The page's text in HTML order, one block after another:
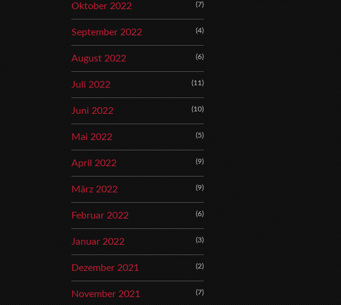
Oktober 2022 (7)
September 2022 (4)
August 2022 (6)
Juli 2022 (11)
Juni 2022 (10)
Mai 2022 (5)
April 2022 (9)
März 2022 (9)
Februar 2022 (6)
Januar 2022 (3)
Dezember 2021 (2)
November 2021 (7)